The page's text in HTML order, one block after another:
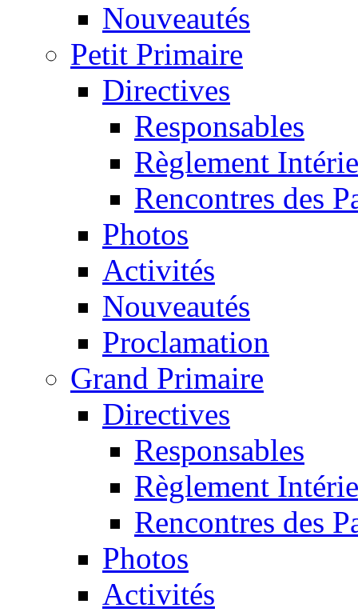
Nouveautés
Petit Primaire
Directives
Responsables
Règlement
Rencontres des
Photos
Activités
Nouveautés
Proclamation
Grand Primaire
Directives
Responsables
Règlement
Rencontres des
Photos
Activités